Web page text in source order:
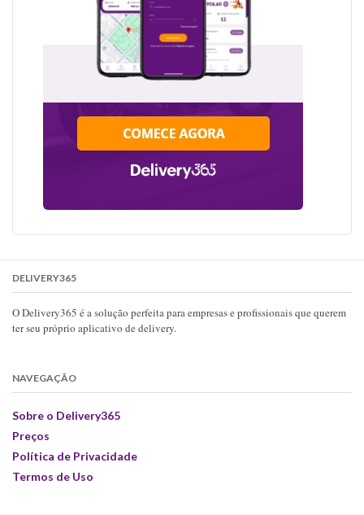
DELIVERY365
O Delivery365 é a solução perfeita para empresas e profissionais que querem
ter seu próprio aplicativo de delivery.
NAVEGAÇÃO
Sobre o Delivery365
Preços
Política de Privacidade
Termos de Uso